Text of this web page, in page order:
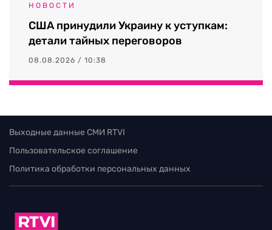
НОВОСТИ
США принудили Украину к уступкам:
детали тайных переговоров
08.08.2026 / 10:38
Выходные данные СМИ RTVI
Пользовательское соглашение
Политика обработки персональных данных